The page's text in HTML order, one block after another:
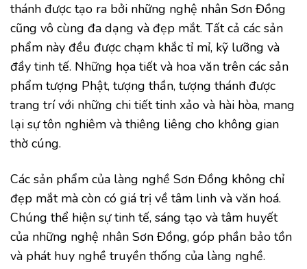
thánh được tạo ra bởi những nghệ nhân Sơn Đồng
cũng vô cùng đa dạng và đẹp mắt. Tất cả các sản
phẩm này đều được chạm khắc tỉ mỉ, kỹ lưỡng và
đầy tinh tế. Những họa tiết và hoa văn trên các sản
phẩm tượng Phật, tượng thần, tượng thánh được
trang trí với những chi tiết tinh xảo và hài hòa, mang
lại sự tôn nghiêm và thiêng liêng cho không gian
thờ cúng.
Các sản phẩm của làng nghề Sơn Đồng không chỉ
đẹp mắt mà còn có giá trị về tâm linh và văn hoá.
Chúng thể hiện sự tinh tế, sáng tạo và tâm huyết
của những nghệ nhân Sơn Đồng, góp phần bảo tồn
và phát huy nghề truyền thống của làng nghề.